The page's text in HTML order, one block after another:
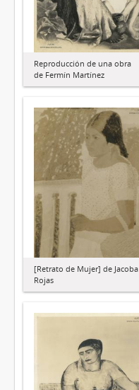
Reproducción de una obra
de Fermín Martínez
[Retrato de Mujer] de Jacoba
Rojas